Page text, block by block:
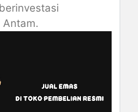
Antam.